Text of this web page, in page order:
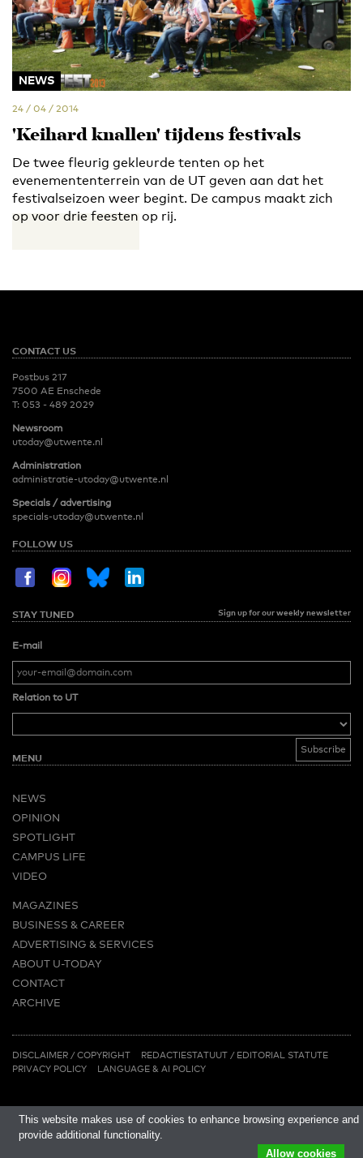
NEWS
24 / 04 / 2014
'Keihard knallen' tijdens festivals
De twee fleurig gekleurde tenten op het
evenemententerrein van de UT geven aan dat het
festivalseizoen weer begint. De campus maakt zich
op voor drie feesten op rij.
CONTACT US
Postbus 217
7500 AE Enschede
T: 053 - 489 2029
Newsroom
utoday@utwente.nl
Administration
administratie-utoday@utwente.nl
Specials / advertising
specials-utoday@utwente.nl
FOLLOW US
STAY TUNED Sign up for our weekly newsletter
E-mail
Relation to UT
MENU
NEWS
OPINION
SPOTLIGHT
CAMPUS LIFE
VIDEO
MAGAZINES
BUSINESS & CAREER
ADVERTISING & SERVICES
ABOUT U-TODAY
CONTACT
ARCHIVE
LINKS
DISCLAIMER / COPYRIGHT REDACTIESTATUUT (PDF)
/ EDITORIAL STATUTE(PDF)
PRIVACY POLICY
LANGUAGE & AI POLICY
This website makes use of cookies to enhance browsing experience and
provide additional functionality.
Allow cookies